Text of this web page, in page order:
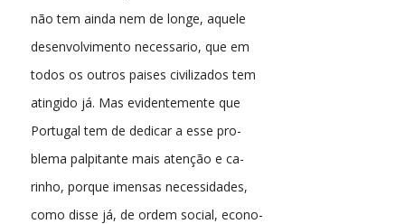
não tem ainda nem de longe, aquele
desenvolvimento necessario, que em
todos os outros paises civilizados tem
atingido já. Mas evidentemente que
Portugal tem de dedicar a esse pro-
blema palpitante mais atenção e ca-
rinho, porque imensas necessidades,
como disse já, de ordem social, econo-